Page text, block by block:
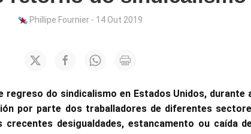
Phillipe Fournier - 14 Out 2019
regreso do sindicalismo en Estados Unidos, durante
por parte dos traballadores de diferentes
desigualdades, estancamento ou caída